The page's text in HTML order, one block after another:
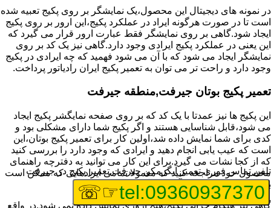
در نمونه های دیجیتال این محصول،یک نمایشگر بر روی پکیج تعبیه شده
است تا در صورت هرگونه ایراد در عملکرد پکیج،این ارور بر روی پکیج
ایجاد شود.گاهی بر روی نمایشگر فقط عبارت ارور قرار می گیرد که
این یعنی در عملکرد پکیج ایرادی وجود دارد.گاهی نیز یک کد بر روی
نمایشگر ایجاد می شود که با آن می شود فهمید که چه ایرادی در پکیج
وجود دارد و راحت تر می توان به تعمیر پکیج ایران رادیاتور پرداخت.
تعمیر پکیج بوتان جیرفت,منطقه جیرفت
این پکیج ها نیز عمدتا با یک کد که بر روی صفحه نمایگشر پکیج ایجاد
می شود،قابل شناسایی هستند و اگر پکیج شما دارای مشکلی بود و
کدی برای شما نمایش داده شد،اولین کار برای تعمیر پکیج بوتان،این
است که عیب یابی انجام دهید و ایرادی که وجود دارد را بررسی کنید
که از کجا نشات می گیرد.برای این کار می توانید به دفترچه راهنمای
محصول خود مراجعه کنید که معمولا تمامی ایرادهایی که ممکن است
برای پکیج پیش بیاید در آن قرار گرفته است.
گاهی نیز هنگام خرابی پکیج،هیچ اروری نمایش داده نمی شود.در واقع
تلفن تماس فوریتعمیر آبگرمکن جیرفت,تعمیر پکیج در جیرفت
tel:09360937370
☞☏